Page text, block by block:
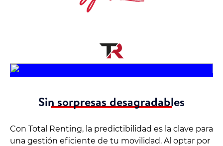
Sin sorpresas desagradables
Con Total Renting, la predictibilidad es la clave para
una gestión eficiente de tu movilidad. Al optar por